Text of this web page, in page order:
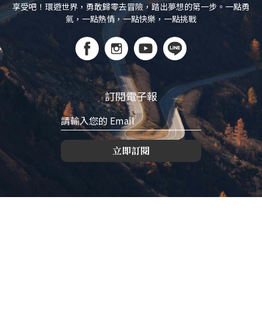
享受吧！環遊世界，勇敢歸零去冒險，踏出夢想的第一步。一點勇
氣，一點熱情，一點快樂，一點挑戰
訂閱電子報
立即訂閱